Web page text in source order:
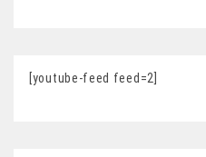
[youtube-feed feed=2]